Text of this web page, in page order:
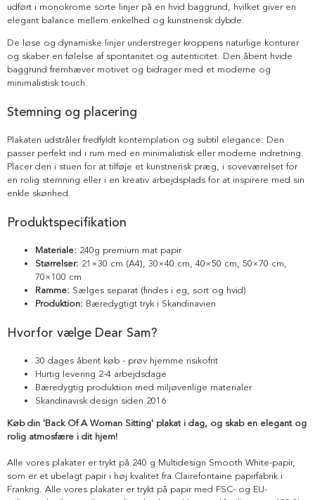
udført i monokrome sorte linjer på en hvid baggrund, hvilket giver en
elegant balance mellem enkelhed og kunstnerisk dybde.
De løse og dynamiske linjer understreger kroppens naturlige konturer
og skaber en følelse af spontanitet og autenticitet. Den åbent hvide
baggrund fremhæver motivet og bidrager med et moderne og
minimalistisk touch.
Stemning og placering
Plakaten udstråler fredfyldt kontemplation og subtil elegance. Den
passer perfekt ind i rum med en minimalistisk eller moderne indretning.
Placer den i stuen for at tilføje et kunstnerisk præg, i soveværelset for
en rolig stemning eller i en kreativ arbejdsplads for at inspirere med sin
enkle skønhed.
Produktspecifikation
Materiale: 240g premium mat papir
Størrelser: 21×30 cm (A4), 30×40 cm, 40×50 cm, 50×70 cm,
70×100 cm
Ramme: Sælges separat (findes i eg, sort og hvid)
Produktion: Bæredygtigt tryk i Skandinavien
Hvorfor vælge Dear Sam?
30 dages åbent køb - prøv hjemme risikofrit
Hurtig levering 2-4 arbejdsdage
Bæredygtig produktion med miljøvenlige materialer
Skandinavisk design siden 2016
Køb din 'Back Of A Woman Sitting' plakat i dag, og skab en elegant og
rolig atmosfære i dit hjem!
Alle vores plakater er trykt på 240 g Multidesign Smooth White-papir,
som er et ubelagt papir i høj kvalitet fra Clairefontaine papirfabrik i
Frankrig. Alle vores plakater er trykt på papir med FSC- og EU-